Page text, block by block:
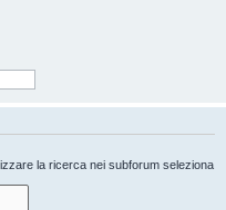
la ricerca nei subforum seleziona